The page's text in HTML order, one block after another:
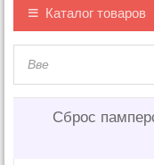
Каталог товаров
Сброс